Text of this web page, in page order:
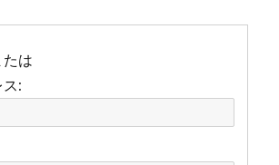
は
: